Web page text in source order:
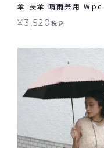
傘 長傘 晴雨兼用 Wpc.
¥3,520税込